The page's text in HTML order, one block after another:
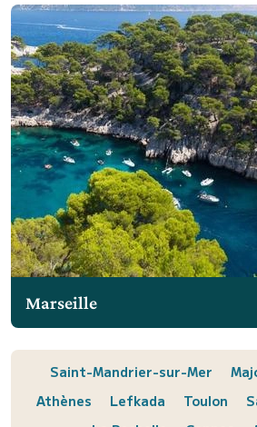
Marseille
Saint-Mandrier-sur-Mer
Athènes
Lefkada Toulon